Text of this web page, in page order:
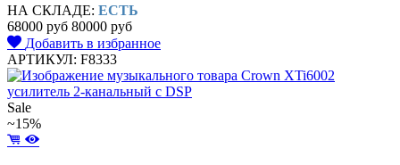
НА СКЛАДЕ: ЕСТЬ
68000 руб 80000 руб
Добавить в избранное
АРТИКУЛ: F8333
Sale
~15%